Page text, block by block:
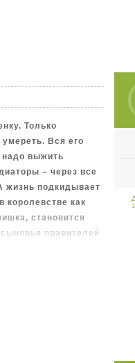
Только
Вся его
надо выжить
– через все
жизнь подкидывает
как
становится
правителей